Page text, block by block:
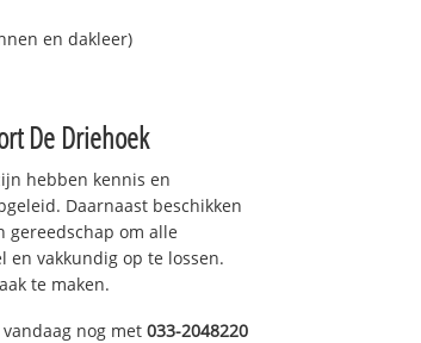
en dakleer)
De Driehoek
hebben kennis en
Daarnaast beschikken
om alle
en vakkundig op te lossen.
te maken.
nog met 033-2048220